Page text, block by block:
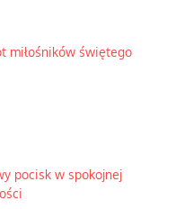
miłośników świętego
pocisk w spokojnej